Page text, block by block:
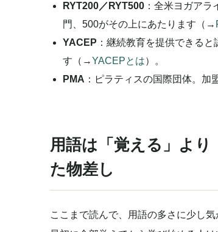
RYT200／RYT500 ：全米ヨガア
門、500がその上にあたります（→
YACEP ：継続教育を提供できる
す（→YACEPとは）。
PMA ：ピラティスの国際団体。
用語は「覚える」よ
た物差し
ここまで読んで、用語の多さに少し